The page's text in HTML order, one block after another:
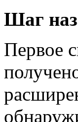
Шаг
Первое